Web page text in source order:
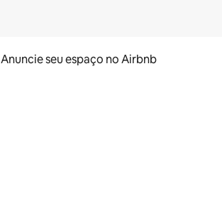
Anuncie seu espaço no Airbnb